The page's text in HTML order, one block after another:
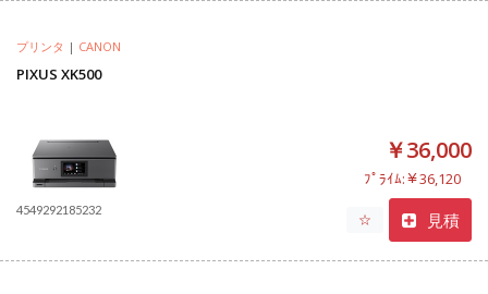
プリンタ | CANON
PIXUS XK500
4549292185232
￥36,000
ﾌﾟﾗｲﾑ:￥36,120
☆ 見積